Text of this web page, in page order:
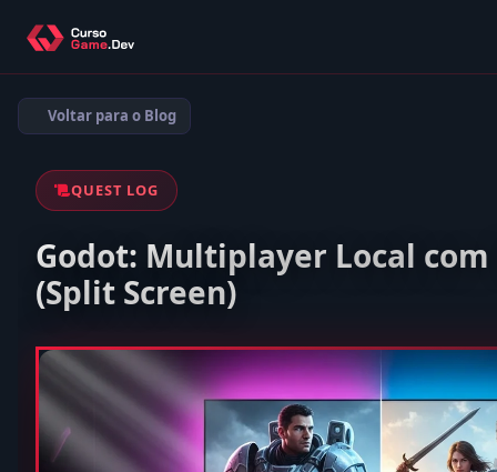
Voltar para o Blog
QUEST LOG
Godot: Multiplayer Local
(Split Screen)